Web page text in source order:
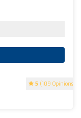
5 (109 Opinions)